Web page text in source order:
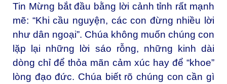
Tin Mừng bắt đầu bằng lời cảnh tỉnh rất mạnh
mẽ: “Khi cầu nguyện, các con đừng nhiều lời
như dân ngoại”. Chúa không muốn chúng con
lặp lại những lời sáo rỗng, những kinh dài
dòng chỉ để thỏa mãn cảm xúc hay để “khoe”
lòng đạo đức. Chúa biết rõ chúng con cần gì